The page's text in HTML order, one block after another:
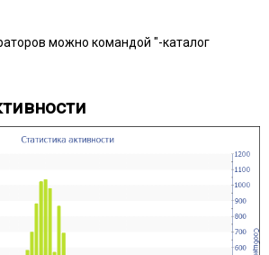
можно командой "-каталог